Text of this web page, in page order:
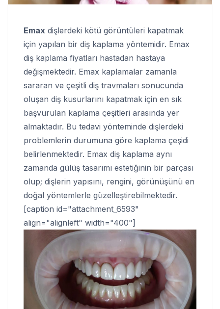
Emax dişlerdeki kötü görüntüleri kapatmak
için yapılan bir diş kaplama yöntemidir. Emax
diş kaplama fiyatları hastadan hastaya
değişmektedir. Emax kaplamalar zamanla
sararan ve çeşitli diş travmaları sonucunda
oluşan diş kusurlarını kapatmak için en sık
başvurulan kaplama çeşitleri arasında yer
almaktadır. Bu tedavi yönteminde dişlerdeki
problemlerin durumuna göre kaplama çeşidi
belirlenmektedir. Emax diş kaplama aynı
zamanda gülüş tasarımı estetiğinin bir parçası
olup; dişlerin yapısını, rengini, görünüşünü en
doğal yöntemlerle güzelleştirebilmektedir.
[caption id="attachment_6593"
align="alignleft" width="400"]